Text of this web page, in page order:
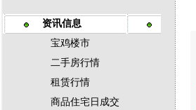
资讯信息
宝鸡楼市
二手房行情
租赁行情
商品住宅日成交